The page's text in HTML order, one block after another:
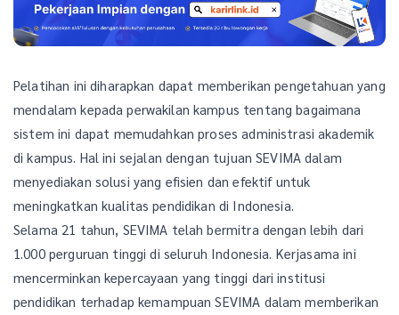
Pelatihan ini diharapkan dapat memberikan pengetahuan yang
mendalam kepada perwakilan kampus tentang bagaimana
sistem ini dapat memudahkan proses administrasi akademik
di kampus. Hal ini sejalan dengan tujuan SEVIMA dalam
menyediakan solusi yang efisien dan efektif untuk
meningkatkan kualitas pendidikan di Indonesia.
Selama 21 tahun, SEVIMA telah bermitra dengan lebih dari
1.000 perguruan tinggi di seluruh Indonesia. Kerjasama ini
mencerminkan kepercayaan yang tinggi dari institusi
pendidikan terhadap kemampuan SEVIMA dalam memberikan